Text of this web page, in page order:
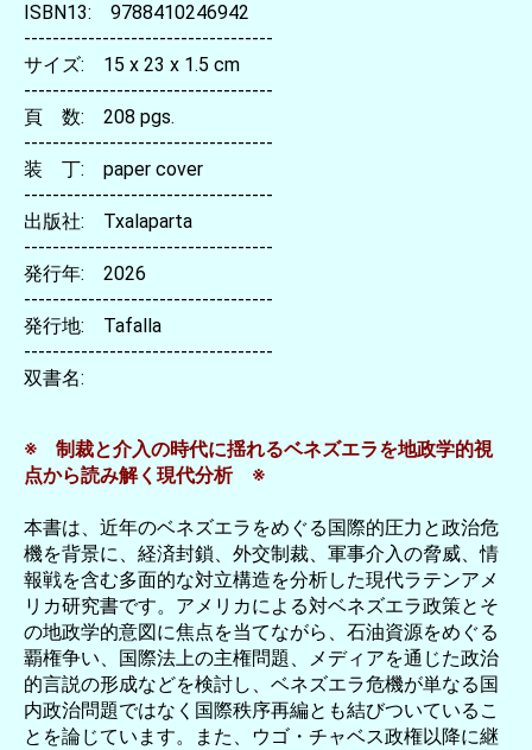
ISBN13: 9788410246942
-----------------------------------
サイズ: 15 x 23 x 1.5 cm
-----------------------------------
頁 数: 208 pgs.
-----------------------------------
装 丁: paper cover
-----------------------------------
出版社: Txalaparta
-----------------------------------
発行年: 2026
-----------------------------------
発行地: Tafalla
-----------------------------------
双書名:
※ 制裁と介入の時代に揺れるベネズエラを地政学的視
点から読み解く現代分析 ※
本書は、近年のベネズエラをめぐる国際的圧力と政治危
機を背景に、経済封鎖、外交制裁、軍事介入の脅威、情
報戦を含む多面的な対立構造を分析した現代ラテンアメ
リカ研究書です。アメリカによる対ベネズエラ政策とそ
の地政学的意図に焦点を当てながら、石油資源をめぐる
覇権争い、国際法上の主権問題、メディアを通じた政治
的言説の形成などを検討し、ベネズエラ危機が単なる国
内政治問題ではなく国際秩序再編とも結びついているこ
とを論じています。また、ウゴ・チャベス政権以降に継